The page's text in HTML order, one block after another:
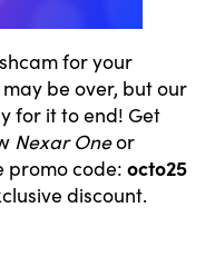
for your
may be over, but our
for it to end! Get
Nexar Oneor
promo code: octo25
discount.